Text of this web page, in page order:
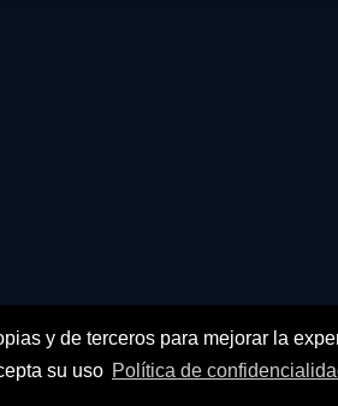
y de terceros para mejorar la
su uso Política de